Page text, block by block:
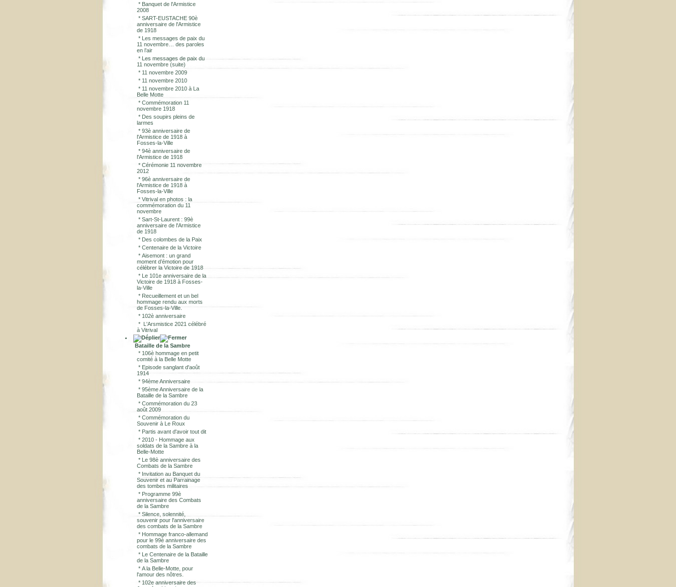
* Banquet de l'Armistice
2008
* SART-EUSTACHE 90è
anniversaire de l'Armistice
de 1918
* Les messages de paix du
11 novembre… des paroles
en l’air
* Les messages de paix du
11 novembre (suite)
* 11 novembre 2009
* 11 novembre 2010
* 11 novembre 2010 à La
Belle Motte
* Commémoration 11
novembre 1918
* Des soupirs pleins de
larmes
* 93è anniversaire de
l'Armistice de 1918 à
Fosses-la-Ville
* 94è anniversaire de
l'Armistice de 1918
* Cérémonie 11 novembre
2012
* 96è anniversaire de
l'Armistice de 1918 à
Fosses-la-Ville
* Vitrival en photos : la
commémoration du 11
novembre
* Sart-St-Laurent : 99è
anniversaire de l'Armistice
de 1918
* Des colombes de la Paix
* Centenaire de la Victoire
* Aisemont : un grand
moment d’émotion pour
célébrer la Victoire de 1918
* Le 101e anniversaire de la
Victoire de 1918 à Fosses-
la-Ville
* Recueillement et un bel
hommage rendu aux morts
de Fosses-la-Ville.
* 102è anniversaire
* L'Arsmistice 2021 célébré
à Vitrival
Bataille de la Sambre
* 106è hommage en petit
comité à la Belle Motte
* Episode sanglant d'août
1914
* 94ème Anniversaire
* 95ème Anniversaire de la
Bataille de la Sambre
* Commémoration du 23
août 2009
* Commémoration du
Souvenir à Le Roux
* Partis avant d'avoir tout dit
* 2010 - Hommage aux
soldats de la Sambre à la
Belle-Motte
* Le 98è anniversaire des
Combats de la Sambre
* Invitation au Banquet du
Souvenir et au Parrainage
des tombes militaires
* Programme 99è
anniversaire des Combats
de la Sambre
* Silence, solennité,
souvenir pour l'anniversaire
des combats de la Sambre
* Hommage franco-allemand
pour le 99è anniversaire des
combats de la Sambre
* Le Centenaire de la Bataille
de la Sambre
* A la Belle-Motte, pour
l'amour des nôtres.
* 102e anniversaire des